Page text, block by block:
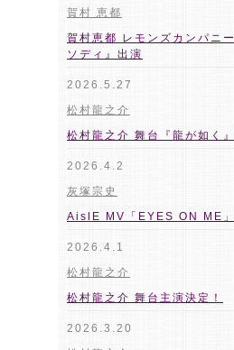
賀村 恵都
賀村恵都 レモンズカンパニ
ソディ』出演
2026.5.27
松村龍之介
松村龍之介 舞台『龍が如く
2026.4.2
灰塚宗史
AislE MV「EYES ON ME」
2026.4.1
松村龍之介
松村龍之介 舞台主演決定！
2026.3.20